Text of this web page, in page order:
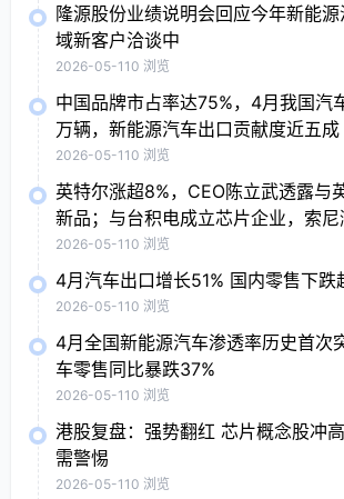
隆源股份业绩说明会回应今年新能
域新客户洽谈中
2026-05-110 浏览
中国品牌市占率达75%，4月我国汽
万辆，新能源汽车出口贡献度近五成
2026-05-110 浏览
英特尔涨超8%，CEO陈立武透露与
新品；与台积电成立芯片企业，索尼
毒概念股普涨，Moderna涨7.9%
2026-05-110 浏览
4月汽车出口增长51% 国内零售下跌
2026-05-110 浏览
4月全国新能源汽车渗透率历史首次
车零售同比暴跌37%
2026-05-110 浏览
港股复盘：强势翻红 芯片概念股冲
需警惕
2026-05-110 浏览